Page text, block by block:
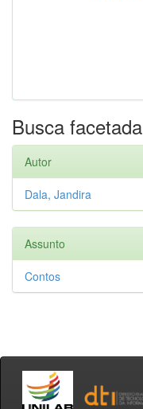
Busca facetada
Autor
Dala, Jandira
Assunto
Contos